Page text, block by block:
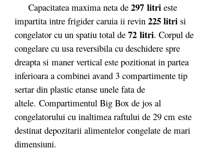
Capacitatea maxima neta de 297 litri este
impartita intre frigider caruia ii revin 225 litri si
congelator cu un spatiu total de 72 litri. Corpul de
congelare cu usa reversibila cu deschidere spre
dreapta si maner vertical este pozitionat in partea
inferioara a combinei avand 3 compartimente tip
sertar din plastic etanse unele fata de
altele. Compartimentul Big Box de jos al
congelatorului cu inaltimea raftului de 29 cm este
destinat depozitarii alimentelor congelate de mari
dimensiuni.